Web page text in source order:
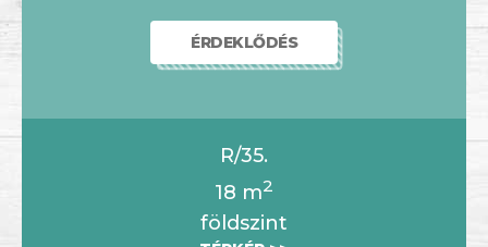
ÉRDEKLŐDÉS
R/35.
18 m2
földszint